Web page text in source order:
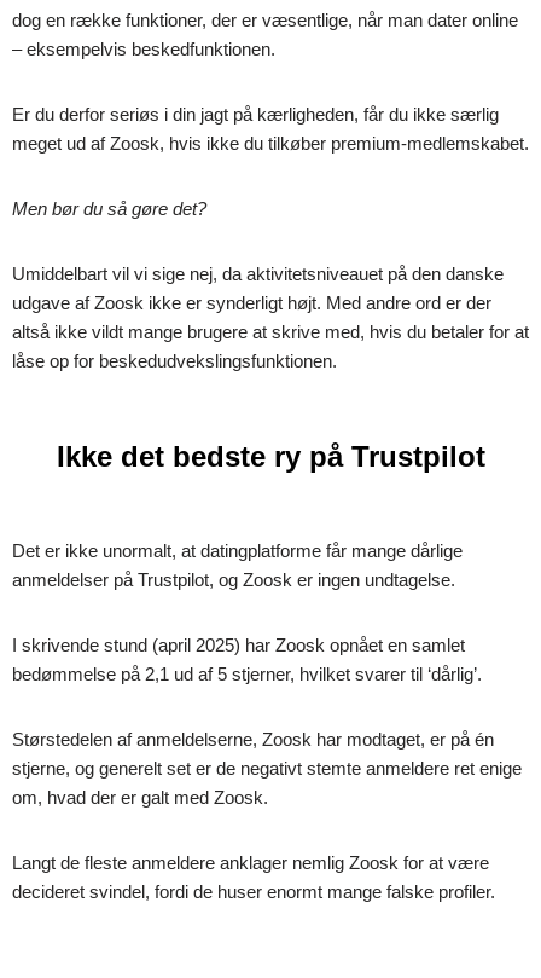
dog en række funktioner, der er væsentlige, når man dater online
– eksempelvis beskedfunktionen.
Er du derfor seriøs i din jagt på kærligheden, får du ikke særlig
meget ud af Zoosk, hvis ikke du tilkøber premium-medlemskabet.
Men bør du så gøre det?
Umiddelbart vil vi sige nej, da aktivitetsniveauet på den danske
udgave af Zoosk ikke er synderligt højt. Med andre ord er der
altså ikke vildt mange brugere at skrive med, hvis du betaler for at
låse op for beskedudvekslingsfunktionen.
Ikke det bedste ry på Trustpilot
Det er ikke unormalt, at datingplatforme får mange dårlige
anmeldelser på Trustpilot, og Zoosk er ingen undtagelse.
I skrivende stund (april 2025) har Zoosk opnået en samlet
bedømmelse på 2,1 ud af 5 stjerner, hvilket svarer til ‘dårlig’.
Størstedelen af anmeldelserne, Zoosk har modtaget, er på én
stjerne, og generelt set er de negativt stemte anmeldere ret enige
om, hvad der er galt med Zoosk.
Langt de fleste anmeldere anklager nemlig Zoosk for at være
decideret svindel, fordi de huser enormt mange falske profiler.